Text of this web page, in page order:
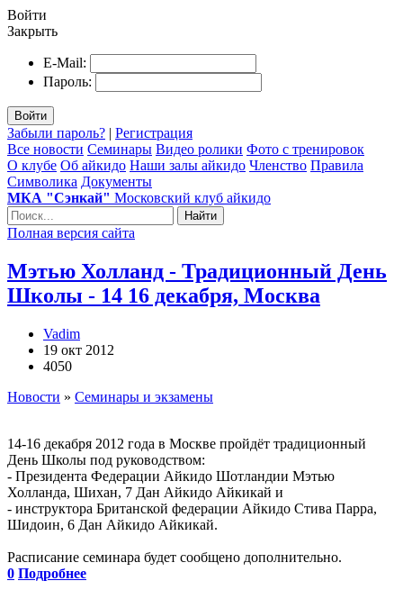
Войти
Закрыть
E-Mail:
Пароль:
Войти
Забыли пароль? | Регистрация
Все новости Семинары Видео ролики Фото с тренировок
О клубе Об айкидо Наши залы айкидо Членство Правила
Символика Документы
МКА "Сэнкай" Московский клуб айкидо
Найти
Полная версия сайта
Мэтью Холланд - Традиционный День
Школы - 14 16 декабря, Москва
Vadim
19 окт 2012
4050
Новости » Семинары и экзамены
14-16 декабря 2012 года в Москве пройдёт традиционный
День Школы под руководством:
- Президента Федерации Айкидо Шотландии Мэтью
Холланда, Шихан, 7 Дан Айкидо Айкикай и
- инструктора Британской федерации Айкидо Стива Парра,
Шидоин, 6 Дан Айкидо Айкикай.
Расписание семинара будет сообщено дополнительно.
0 Подробнее